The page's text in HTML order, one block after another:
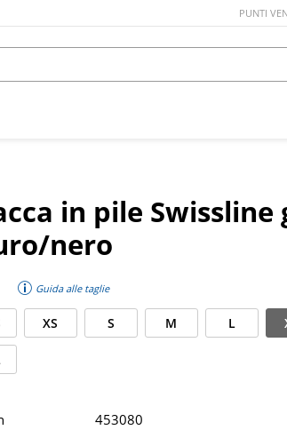
PUNTI
in pile Swissline
nero
Guida alle taglie
XS S M L
453080